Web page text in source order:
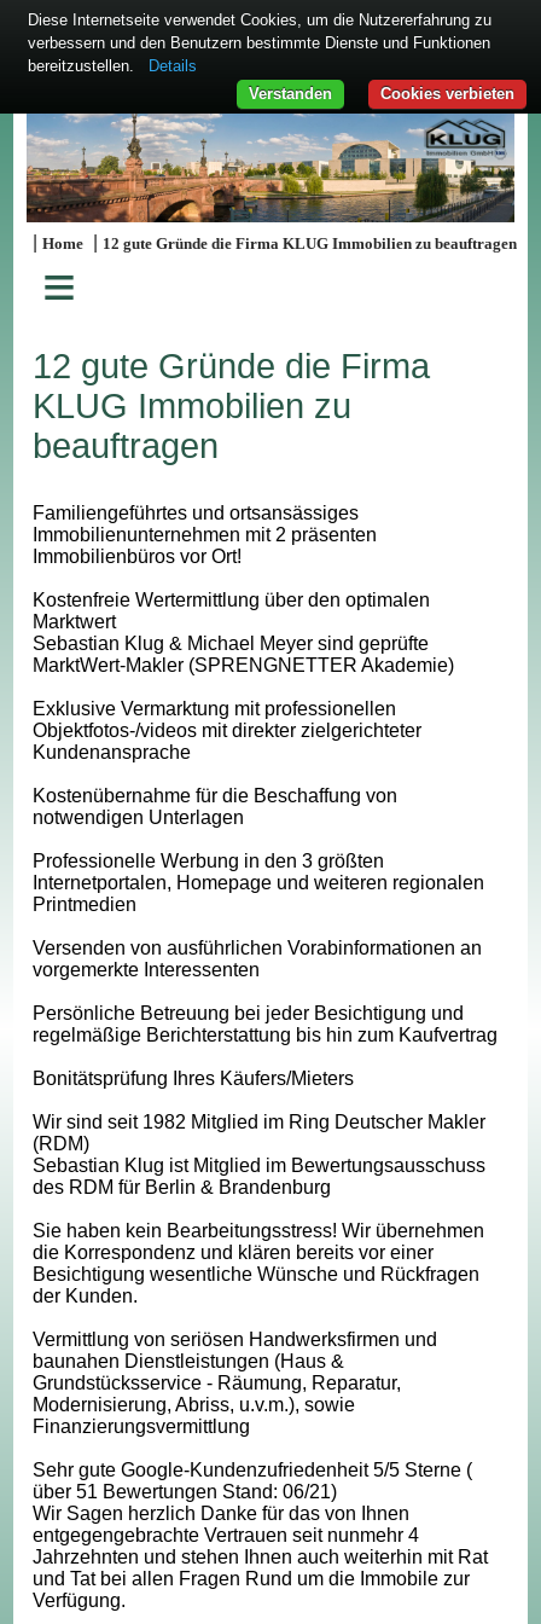
|Home 12 gute Gründe die Firma KLUG Immobilien zu beauftragen
≡
12 gute Gründe die Firma
KLUG Immobilien zu
beauftragen
Familiengeführtes und ortsansässiges
Immobilienunternehmen mit 2 präsenten
Immobilienbüros vor Ort!
Kostenfreie Wertermittlung über den optimalen
Marktwert
Sebastian Klug & Michael Meyer sind geprüfte
MarktWert-Makler (SPRENGNETTER Akademie)
Exklusive Vermarktung mit professionellen
Objektfotos-/videos mit direkter zielgerichteter
Kundenansprache
Kostenübernahme für die Beschaffung von
notwendigen Unterlagen
Professionelle Werbung in den 3 größten
Internetportalen, Homepage und weiteren regionalen
Printmedien
Versenden von ausführlichen Vorabinformationen an
vorgemerkte Interessenten
Persönliche Betreuung bei jeder Besichtigung und
regelmäßige Berichterstattung bis hin zum Kaufvertrag
Bonitätsprüfung Ihres Käufers/Mieters
Wir sind seit 1982 Mitglied im Ring Deutscher Makler
(RDM)
Sebastian Klug ist Mitglied im Bewertungsausschuss
des RDM für Berlin & Brandenburg
Sie haben kein Bearbeitungsstress! Wir übernehmen
die Korrespondenz und klären bereits vor einer
Besichtigung wesentliche Wünsche und Rückfragen
der Kunden.
Vermittlung von seriösen Handwerksfirmen und
baunahen Dienstleistungen (Haus &
Grundstücksservice - Räumung, Reparatur,
Modernisierung, Abriss, u.v.m.), sowie
Finanzierungsvermittlung
Sehr gute Google-Kundenzufriedenheit 5/5 Sterne (
über 51 Bewertungen Stand: 06/21)
Wir Sagen herzlich Danke für das von Ihnen
entgegengebrachte Vertrauen seit nunmehr 4
Jahrzehnten und stehen Ihnen auch weiterhin mit Rat
und Tat bei allen Fragen Rund um die Immobile zur
Verfügung.
Diese Internetseite verwendet Cookies, um die Nutzererfahrung zu
verbessern und den Benutzern bestimmte Dienste und Funktionen
bereitzustellen.
Details
Cookies verbieten
Verstanden